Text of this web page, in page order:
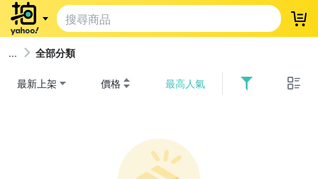
登
全部分類
最新上架 價格 最高人氣